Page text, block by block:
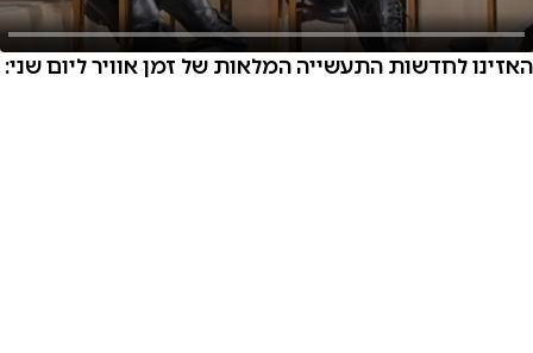
האזינו לחדשות התעשייה המלאות של זמן אוויר ליום שני: